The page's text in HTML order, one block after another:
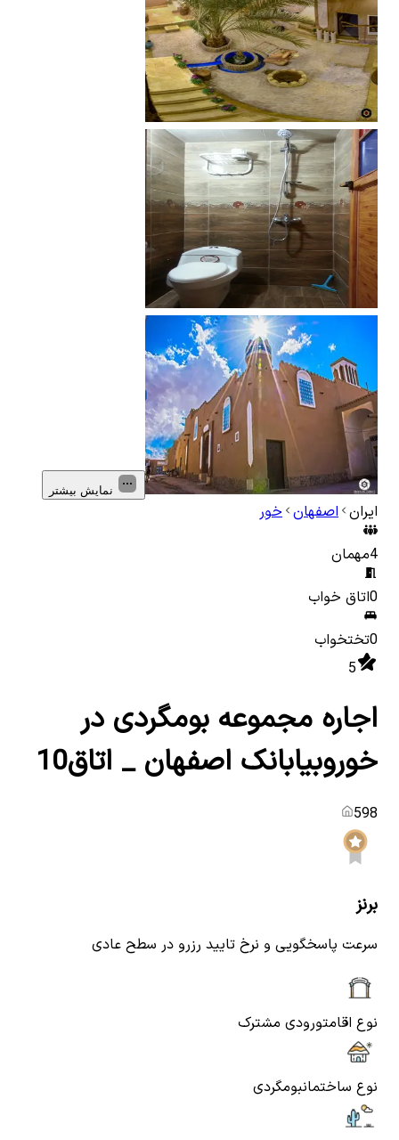
نمایش بیشتر
ایران اصفهان خور
4مهمان
0اتاق خواب
0تختخواب
5
اجاره مجموعه بومگردی در
خوروبیابانک اصفهان _ اتاق10
598
برنز
سرعت پاسخگویی و نرخ تایید رزرو در سطح عادی
نوع اقامتورودی مشترک
نوع ساختمانبومگردی